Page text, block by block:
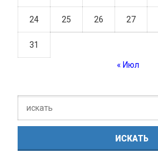
24 25 26 27
31
« Июл